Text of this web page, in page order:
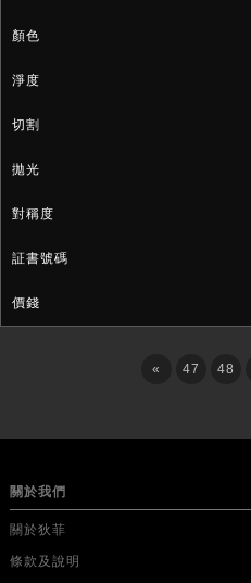
« 47 48
關於我們
關於狄菲
條款及說明